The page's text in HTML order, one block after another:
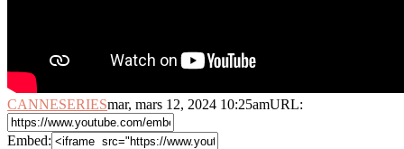
CANNESERIESmar, mars 12, 2024 10:25amURL:
Embed: